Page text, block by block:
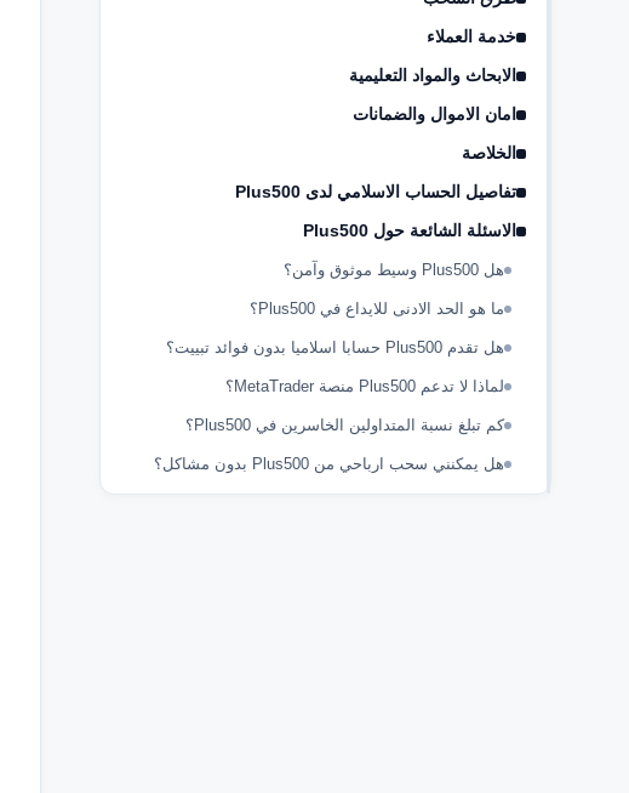
خدمة العملاء
الابحاث والمواد التعليمية
امان الاموال والضمانات
الخلاصة
تفاصيل الحساب الاسلامي لدى Plus500
الاسئلة الشائعة حول Plus500
هل Plus500 وسيط موثوق وآمن؟
ما هو الحد الادنى للايداع في Plus500؟
هل تقدم Plus500 حسابا اسلاميا بدون فوائد تبييت؟
لماذا لا تدعم Plus500 منصة MetaTrader؟
كم تبلغ نسبة المتداولين الخاسرين في Plus500؟
هل يمكنني سحب ارباحي من Plus500 بدون مشاكل؟